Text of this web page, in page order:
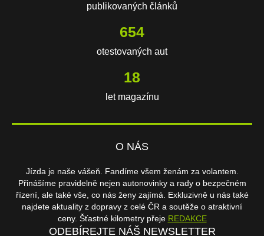
publikovaných článků
654
otestovaných aut
18
let magazínu
O NÁS
Jízda je naše vášeň. Fandíme všem ženám za volantem.
Přinášíme pravidelně nejen autonovinky a rady o bezpečném
řízení, ale také vše, co nás ženy zajímá. Exkluzivně u nás také
najdete aktuality z dopravy z celé ČR a soutěže o atraktivní
ceny. Šťastné kilometry přeje REDAKCE
ODEBÍREJTE NÁŠ NEWSLETTER